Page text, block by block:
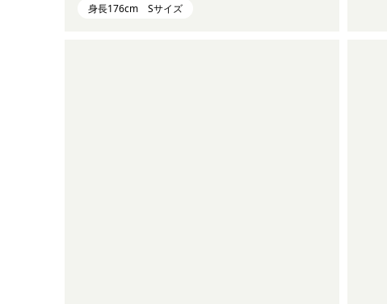
身長176cm Sサイズ